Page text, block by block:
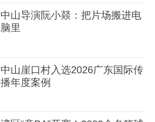
中山导演阮小燚：把片场搬进电
脑里
中山崖口村入选2026广东国际传
播年度案例